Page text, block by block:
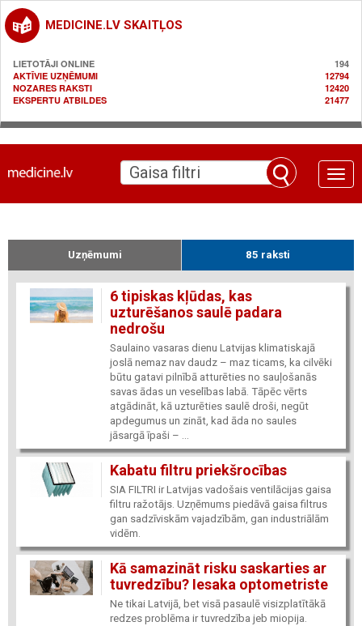
MEDICINE.LV SKAITĻOS
LIETOTĀJI ONLINE
194
AKTĪVIE UZŅĒMUMI
12794
NOZARES RAKSTI
12420
EKSPERTU ATBILDES
21477
Toggle
Uzņēmumi 85 raksti
6 tipiskas kļūdas, kas
uzturēšanos saulē padara
nedrošu
Saulaino vasaras dienu Latvijas klimatiskajā
joslā nemaz nav daudz – maz ticams, ka cilvēki
būtu gatavi pilnībā atturēties no sauļošanās
savas ādas un veselības labā. Tāpēc vērts
atgādināt, kā uzturēties saulē droši, negūt
apdegumus un zināt, kad āda no saules
jāsargā īpaši – ...
Kabatu filtru priekšrocības
SIA FILTRI ir Latvijas vadošais ventilācijas gaisa
filtru ražotājs. Uzņēmums piedāvā gaisa filtrus
gan sadzīviskām vajadzībām, gan industriālām
vidēm.
Kā samazināt risku saskarties ar
tuvredzību? Iesaka optometriste
Ne tikai Latvijā, bet visā pasaulē visizplatītākā
redzes problēma ir tuvredzība jeb miopija.